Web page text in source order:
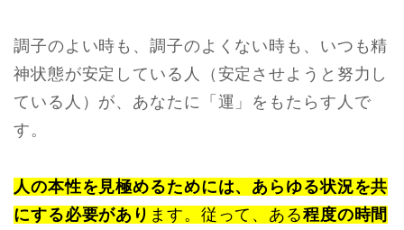
調子のよい時も、調子のよくない時も、いつも精
神状態が安定している人（安定させようと努力し
ている人）が、あなたに「運」をもたらす人で
す。
人の本性を見極めるためには、あらゆる状況を共
にする必要があり ます。従って、ある程度の時間